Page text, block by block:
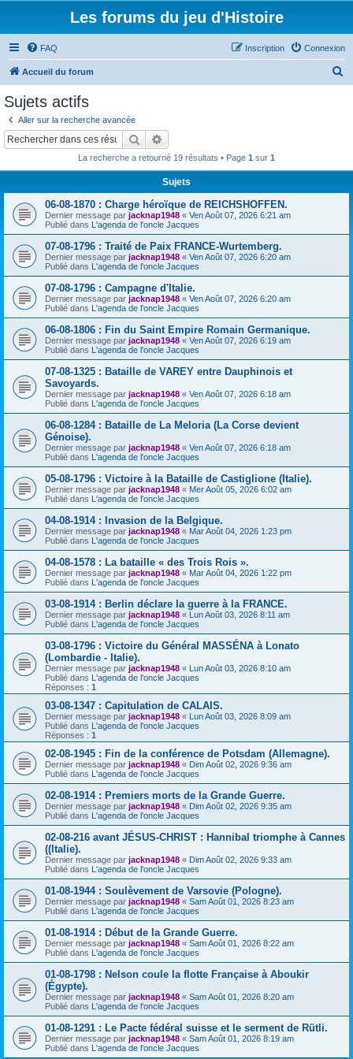
Les forums du jeu d'Histoire
FAQ Connexion
Inscription
Accueil du forum
Sujets actifs
Aller sur la recherche avancée
Rechercher
La recherche a retourné 19 résultats • Page 1 sur 1
Sujets
06-08-1870 : Charge héroïque de REICHSHOFFEN.
Dernier message par jacknap1948 « Ven Août 07, 2026 6:21 am
Publié dans L'agenda de l'oncle Jacques
07-08-1796 : Traité de Paix FRANCE-Wurtemberg.
Dernier message par jacknap1948 « Ven Août 07, 2026 6:20 am
Publié dans L'agenda de l'oncle Jacques
07-08-1796 : Campagne d'Italie.
Dernier message par jacknap1948 « Ven Août 07, 2026 6:20 am
Publié dans L'agenda de l'oncle Jacques
06-08-1806 : Fin du Saint Empire Romain Germanique.
Dernier message par jacknap1948 « Ven Août 07, 2026 6:19 am
Publié dans L'agenda de l'oncle Jacques
07-08-1325 : Bataille de VAREY entre Dauphinois et
Savoyards.
Dernier message par jacknap1948 « Ven Août 07, 2026 6:18 am
Publié dans L'agenda de l'oncle Jacques
06-08-1284 : Bataille de La Meloria (La Corse devient
Génoise).
Dernier message par jacknap1948 « Ven Août 07, 2026 6:18 am
Publié dans L'agenda de l'oncle Jacques
05-08-1796 : Victoire à la Bataille de Castiglione (Italie).
Dernier message par jacknap1948 « Mer Août 05, 2026 6:02 am
Publié dans L'agenda de l'oncle Jacques
04-08-1914 : Invasion de la Belgique.
Dernier message par jacknap1948 « Mar Août 04, 2026 1:23 pm
Publié dans L'agenda de l'oncle Jacques
04-08-1578 : La bataille « des Trois Rois ».
Dernier message par jacknap1948 « Mar Août 04, 2026 1:22 pm
Publié dans L'agenda de l'oncle Jacques
03-08-1914 : Berlin déclare la guerre à la FRANCE.
Dernier message par jacknap1948 « Lun Août 03, 2026 8:11 am
Publié dans L'agenda de l'oncle Jacques
03-08-1796 : Victoire du Général MASSÉNA à Lonato
(Lombardie - Italie).
Dernier message par jacknap1948 « Lun Août 03, 2026 8:10 am
Publié dans L'agenda de l'oncle Jacques
Réponses : 1
03-08-1347 : Capitulation de CALAIS.
Dernier message par jacknap1948 « Lun Août 03, 2026 8:09 am
Publié dans L'agenda de l'oncle Jacques
Réponses : 1
02-08-1945 : Fin de la conférence de Potsdam (Allemagne).
Dernier message par jacknap1948 « Dim Août 02, 2026 9:36 am
Publié dans L'agenda de l'oncle Jacques
02-08-1914 : Premiers morts de la Grande Guerre.
Dernier message par jacknap1948 « Dim Août 02, 2026 9:35 am
Publié dans L'agenda de l'oncle Jacques
02-08-216 avant JÉSUS-CHRIST : Hannibal triomphe à Cannes
((Italie).
Dernier message par jacknap1948 « Dim Août 02, 2026 9:33 am
Publié dans L'agenda de l'oncle Jacques
01-08-1944 : Soulèvement de Varsovie (Pologne).
Dernier message par jacknap1948 « Sam Août 01, 2026 8:23 am
Publié dans L'agenda de l'oncle Jacques
01-08-1914 : Début de la Grande Guerre.
Dernier message par jacknap1948 « Sam Août 01, 2026 8:22 am
Publié dans L'agenda de l'oncle Jacques
01-08-1798 : Nelson coule la flotte Française à Aboukir
(Égypte).
Dernier message par jacknap1948 « Sam Août 01, 2026 8:20 am
Publié dans L'agenda de l'oncle Jacques
01-08-1291 : Le Pacte fédéral suisse et le serment de Rütli.
Dernier message par jacknap1948 « Sam Août 01, 2026 8:19 am
Publié dans L'agenda de l'oncle Jacques